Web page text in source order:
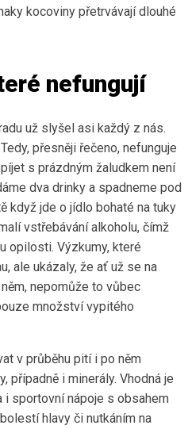
kocoviny přetrvávají dlouhé
nefungují
už slyšel asi každý z nás.
přesněji řečeno, nefunguje
s prázdným žaludkem není
dva drinky a spadneme pod
když jde o jídlo bohaté na tuky
vstřebávání alkoholu, čímž
opilosti. Výzkumy, které
ale ukázaly, že ať už se na
nepomůže to vůbec
množství vypitého
v průběhu pití i po něm
případně i minerály. Vhodná je
i sportovní nápoje s obsahem
hlavy či nutkáním na